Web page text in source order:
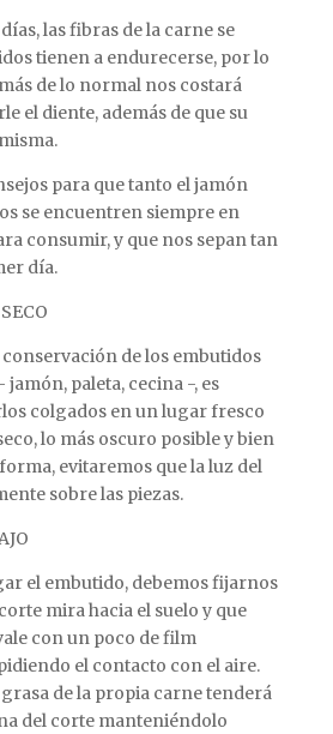
las fibras de la carne se
tienen a endurecerse, por lo
de lo normal nos costará
el diente, además de que su
para que tanto el jamón
se encuentren siempre en
consumir, y que nos sepan tan
día.
de los embutidos
paleta, cecina -, es
colgados en un lugar fresco
lo más oscuro posible y bien
evitaremos que la luz del
sobre las piezas.
el embutido, debemos fijarnos
mira hacia el suelo y que
con un poco de film
el contacto con el aire.
de la propia carne tenderá
del corte manteniéndolo